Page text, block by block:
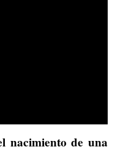
nacimiento de una